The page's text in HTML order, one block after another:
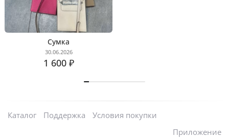
Сумка
30.06.2026
1 600 ₽
Каталог Поддержка
Условия покупки
Приложение